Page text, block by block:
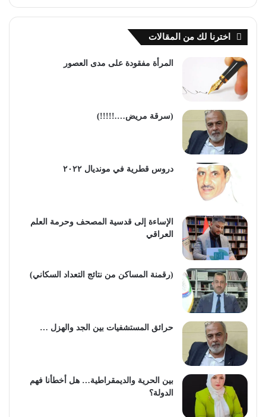
اخترنا لك من المقالات
المرأة مفقودة على مدى العصور
(سرقة مريض….!!!!!)
دروس قطرية في مونديال ٢٠٢٢
الإساءة إلى قدسية المصحف وحرمة العلم
العراقي
(رقمنة المساكن من نتائج التعداد السكاني)
حرائق المستشفيات بين الجد والهزل …
بين الحرية والديمقراطية… هل أخطأنا فهم
الدولة؟